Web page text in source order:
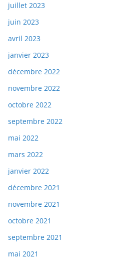
juillet 2023
juin 2023
avril 2023
janvier 2023
décembre 2022
novembre 2022
octobre 2022
septembre 2022
mai 2022
mars 2022
janvier 2022
décembre 2021
novembre 2021
octobre 2021
septembre 2021
mai 2021